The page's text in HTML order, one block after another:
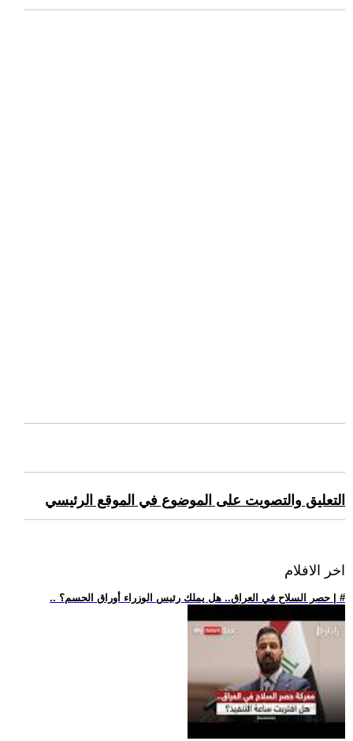
التعليق والتصويت على الموضوع في الموقع الرئيسي
اخر الافلام
.. حصر السلاح في العراق.. هل يملك رئيس الوزراء أوراق الحسم؟ | #